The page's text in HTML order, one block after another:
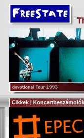
Cikkek | Koncertbeszámolók